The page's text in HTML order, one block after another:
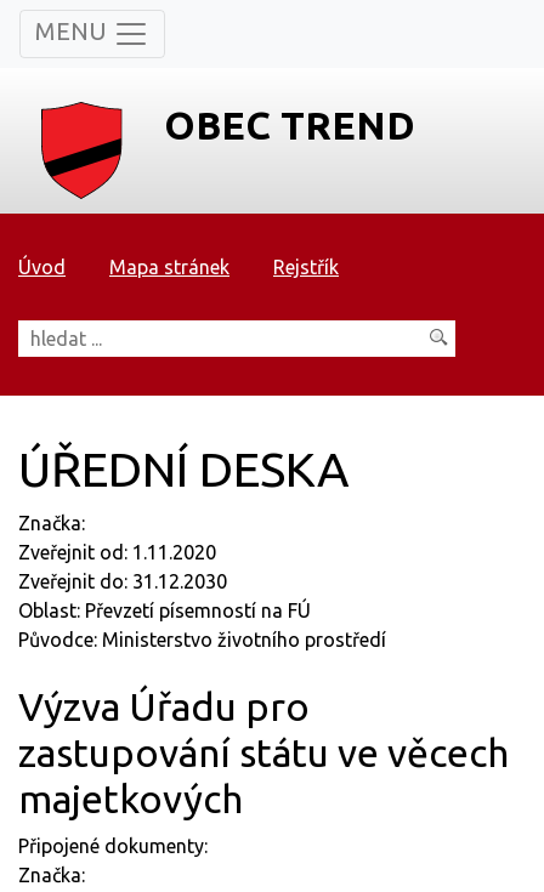
MENU
OBEC TREND
Úvod Mapa stránek Rejstřík
ÚŘEDNÍ DESKA
Značka:
Zveřejnit od: 1.11.2020
Zveřejnit do: 31.12.2030
Oblast: Převzetí písemností na FÚ
Původce: Ministerstvo životního prostředí
Výzva Úřadu pro
zastupování státu ve věcech
majetkových
Připojené dokumenty:
Značka: